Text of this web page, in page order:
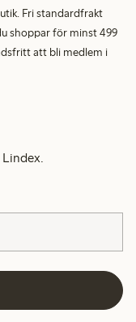
Fri standardfrakt
shoppar för minst 499
att bli medlem i